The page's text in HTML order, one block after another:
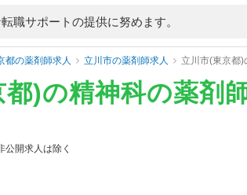
職サポートの提供に努めます。
都の薬剤師求人 立川市の薬剤師求人 立川市(東京都
)の精神科の薬剤
公開求人は除く